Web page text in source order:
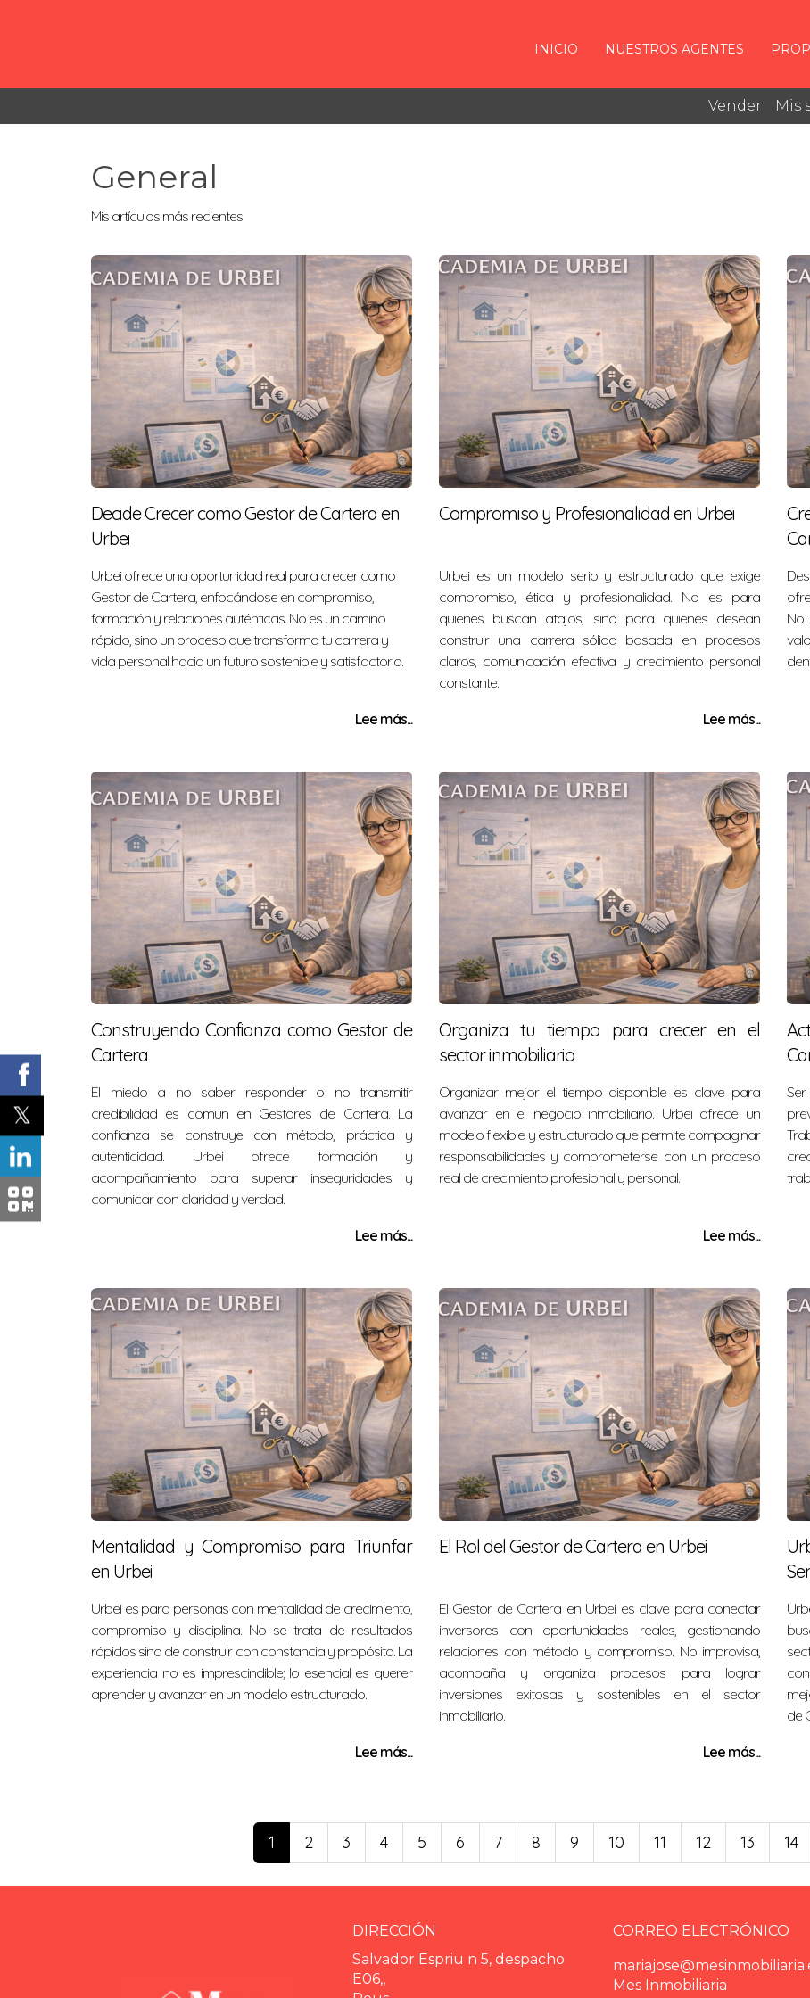
INICIO NUESTROS AGENTES
Vender Mis
General
Mis artículos más recientes
Decide Crecer como Gestor de Cartera en
Urbei
Urbei ofrece una oportunidad real para crecer como
Gestor de Cartera, enfocándose en compromiso,
formación y relaciones auténticas. No es un camino
rápido, sino un proceso que transforma tu carrera y
vida personal hacia un futuro sostenible y satisfactorio.
Lee más...
Compromiso y Profesionalidad en Urbei
Urbei es un modelo serio y estructurado que exige
compromiso, ética y profesionalidad. No es para
quienes buscan atajos, sino para quienes desean
construir una carrera sólida basada en procesos
claros, comunicación efectiva y crecimiento personal
constante.
Lee más...
No
Construyendo Confianza como Gestor de
Cartera
El miedo a no saber responder o no transmitir
credibilidad es común en Gestores de Cartera. La
confianza se construye con método, práctica y
autenticidad. Urbei ofrece formación y
acompañamiento para superar inseguridades y
comunicar con claridad y verdad.
Lee más...
Organiza tu tiempo para crecer en el
sector inmobiliario
Organizar mejor el tiempo disponible es clave para
avanzar en el negocio inmobiliario. Urbei ofrece un
modelo flexible y estructurado que permite compaginar
responsabilidades y comprometerse con un proceso
real de crecimiento profesional y personal.
Lee más...
Mentalidad y Compromiso para Triunfar
en Urbei
Urbei es para personas con mentalidad de crecimiento,
compromiso y disciplina. No se trata de resultados
rápidos sino de construir con constancia y propósito. La
experiencia no es imprescindible; lo esencial es querer
aprender y avanzar en un modelo estructurado.
Lee más...
El Rol del Gestor de Cartera en Urbei
El Gestor de Cartera en Urbei es clave para conectar
inversores con oportunidades reales, gestionando
relaciones con método y compromiso. No improvisa,
acompaña y organiza procesos para lograr
inversiones exitosas y sostenibles en el sector
inmobiliario.
Lee más...
de
1 2 3 4 5 6 7 8 9 10 11 12 13 14
DIRECCIÓN
Salvador Espriu n 5, despacho
E06,,
CORREO ELECTRÓNICO
Mes Inmobiliaria